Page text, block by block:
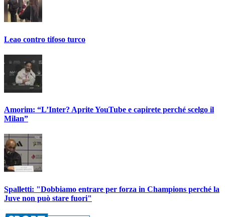
Leao contro tifoso turco
Amorim: “L’Inter? Aprite YouTube e capirete perché scelgo il
Milan”
Spalletti: "Dobbiamo entrare per forza in Champions perché la
Juve non può stare fuori"